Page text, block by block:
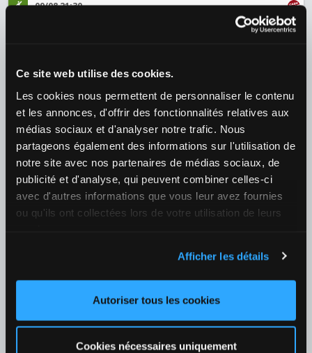
Ce site web utilise des cookies.
Les cookies nous permettent de personnaliser le contenu
et les annonces, d'offrir des fonctionnalités relatives aux
médias sociaux et d'analyser notre trafic. Nous
partageons également des informations sur l'utilisation de
notre site avec nos partenaires de médias sociaux, de
publicité et d'analyse, qui peuvent combiner celles-ci
avec d'autres informations que vous leur avez fournies
ou qu'ils ont collectées lors de votre utilisation de leurs
Afficher les détails
Autoriser tous les cookies
Cookies nécessaires uniquement
09/08 21:30
Fútbol›
Bulgaria›Bulgaria - Parva Liga
10/08 18:00
Botev Vratsa / Slavia Sofia
1,88
1 3,15
X 3,60
2 +124
¿Quién ganará el partido?
2,50
1 3,05
X 2,50
2 +128